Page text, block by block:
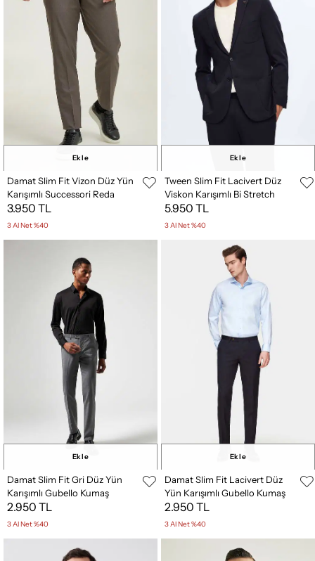
Ekle
Damat Slim Fit Vizon Düz Yün
Karışımlı Successori Reda
Kumaş Pantolon
3.950 TL
3 Al Net %40
Ekle
Tween Slim Fit Lacivert Düz
Viskon Karışımlı Bi Stretch
Takim Elbise
5.950 TL
3 Al Net %40
Ekle
Damat Slim Fit Gri Düz Yün
Karışımlı Gubello Kumaş
Pantolon
2.950 TL
3 Al Net %40
Ekle
Damat Slim Fit Lacivert Düz
Yün Karışımlı Gubello Kumaş
Pantolon
2.950 TL
3 Al Net %40